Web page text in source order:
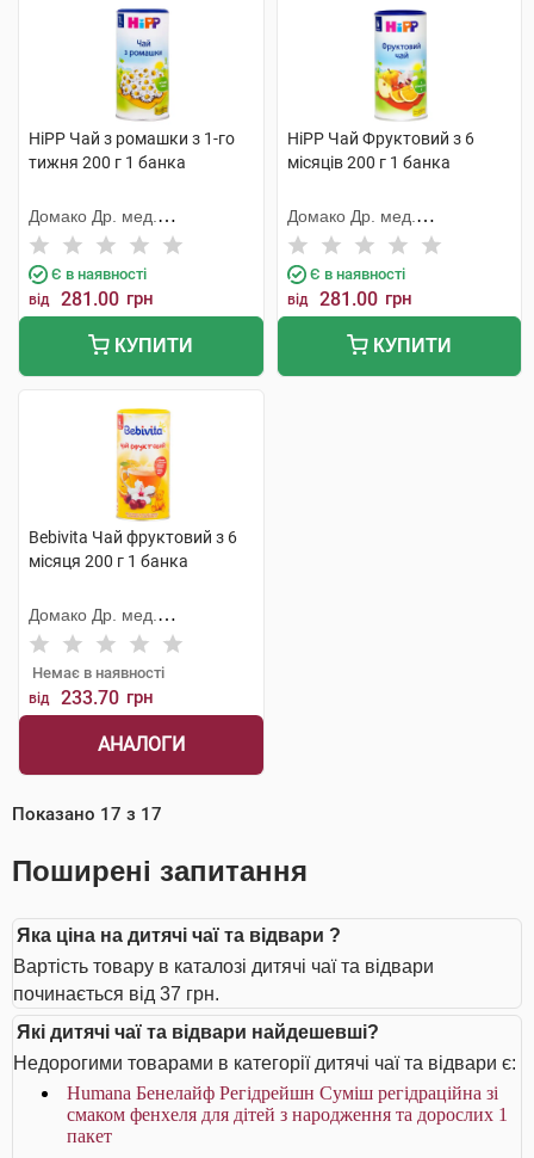
HiPP Чай з ромашки з 1-го
тижня 200 г 1 банка
Домако Др. мед.
Ауфдермаур АГ
Є в наявності
від 281.00 грн
КУПИТИ
HiPP Чай Фруктовий з 6
місяців 200 г 1 банка
Домако Др. мед.
Ауфдермаур АГ
Є в наявності
від 281.00 грн
КУПИТИ
Bebivita Чай фруктовий з 6
місяця 200 г 1 банка
Домако Др. мед.
Ауфдермаур АГ
Немає в наявності
від 233.70 грн
АНАЛОГИ
Показано 17 з 17
Поширені запитання
Яка ціна на дитячі чаї та відвари ?
Вартість товару в каталозі дитячі чаї та відвари
починається від 37 грн.
Які дитячі чаї та відвари найдешевші?
Недорогими товарами в категорії дитячі чаї та відвари є:
Humana Бенелайф Регідрейшн Суміш регідраційна зі
смаком фенхеля для дітей з народження та дорослих 1
пакет